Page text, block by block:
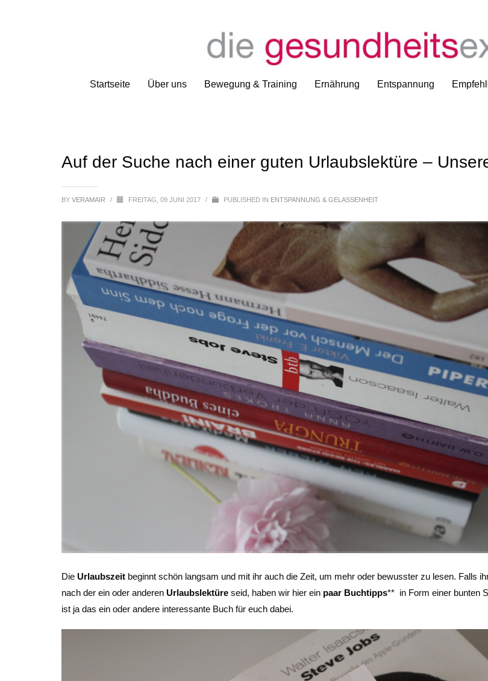
Startseite Über uns Bewegung & Training Ernährung Entspannung
Auf der Suche nach
Auf der Suche nach einer guten Urlaubslektüre –
BY VERAMAIR / FREITAG, 09 JUNI 2017 / PUBLISHED IN ENTSPANNUNG & GELASSENHEIT
Die Urlaubszeit beginnt schön langsam und mit ihr auch die Zeit, um mehr oder bewusster zu lesen. Falls
nach der ein oder anderen Urlaubslektüre seid, haben wir hier ein paar Buchtipps** in Form einer bunten
ist ja das ein oder andere interessante Buch für euch dabei.